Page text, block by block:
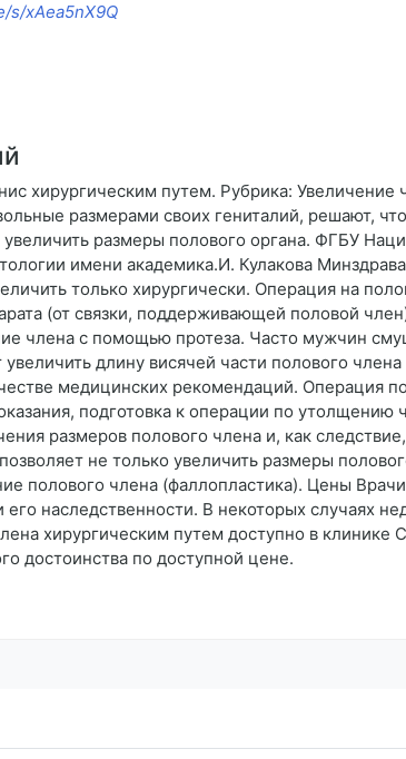
s/xAea5nX9Q
хирургическим путем. Рубрика:
размерами своих гениталий, решают,
размеры полового органа. ФГБУ
имени академика.И. Кулакова
только хирургически. Операция на
(от связки, поддерживающей половой
члена с помощью протеза. Часто мужчин
длину висячей части полового
медицинских рекомендаций. Операция
подготовка к операции по
размеров полового члена и, как
не только увеличить размеры
полового члена (фаллопластика). Цены
наследственности. В некоторых случаях
хирургическим путем доступно в клинике
достоинства по доступной цене.